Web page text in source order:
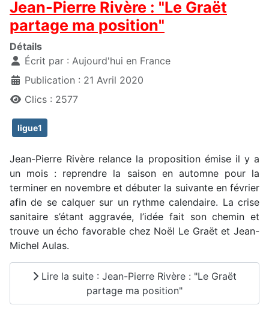
Jean-Pierre Rivère : "Le Graët
partage ma position"
Détails
Écrit par : Aujourd'hui en France
Publication : 21 Avril 2020
Clics : 2577
ligue1
Jean-Pierre Rivère relance la proposition émise il y a
un mois : reprendre la saison en automne pour la
terminer en novembre et débuter la suivante en février
afin de se calquer sur un rythme calendaire. La crise
sanitaire s’étant aggravée, l’idée fait son chemin et
trouve un écho favorable chez Noël Le Graët et Jean-
Michel Aulas.
Lire la suite : Jean-Pierre Rivère : "Le Graët
partage ma position"